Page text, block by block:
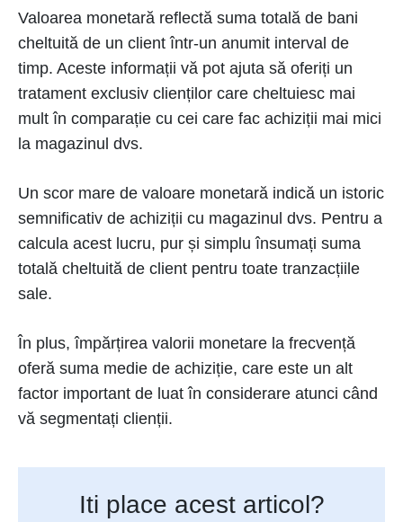
Valoarea monetară reflectă suma totală de bani
cheltuită de un client într-un anumit interval de
timp. Aceste informații vă pot ajuta să oferiți un
tratament exclusiv clienților care cheltuiesc mai
mult în comparație cu cei care fac achiziții mai mici
la magazinul dvs.
Un scor mare de valoare monetară indică un istoric
semnificativ de achiziții cu magazinul dvs. Pentru a
calcula acest lucru, pur și simplu însumați suma
totală cheltuită de client pentru toate tranzacțiile
sale.
În plus, împărțirea valorii monetare la frecvență
oferă suma medie de achiziție, care este un alt
factor important de luat în considerare atunci când
vă segmentați clienții.
Iti place acest articol?